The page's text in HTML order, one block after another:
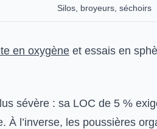
Silos, broyeurs, séchoirs
en oxygène et essais en
sévère : sa LOC de 5 %
À l’inverse, les poussières